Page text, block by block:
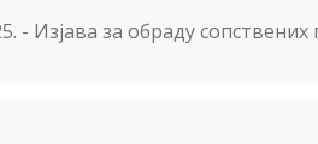
- Изјава за обраду